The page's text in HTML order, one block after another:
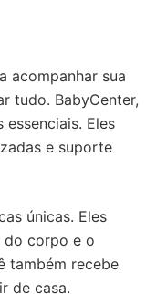
acompanhar sua
tudo. BabyCenter,
Eles
e suporte
únicas. Eles
do corpo e o
também recebe
de casa.